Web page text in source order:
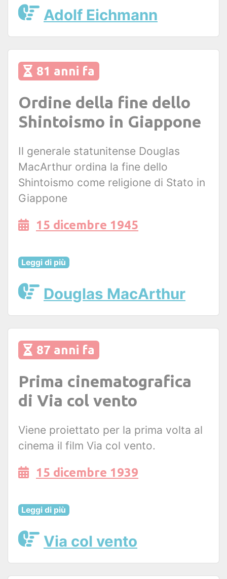
Adolf Eichmann
81 anni fa
Ordine della fine dello
Shintoismo in Giappone
Il generale statunitense Douglas
MacArthur ordina la fine dello
Shintoismo come religione di Stato in
Giappone
15 dicembre 1945
Leggi di più
Douglas MacArthur
87 anni fa
Prima cinematografica
di Via col vento
Viene proiettato per la prima volta al
cinema il film Via col vento.
15 dicembre 1939
Leggi di più
Via col vento